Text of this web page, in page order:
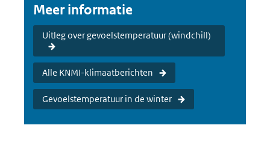
Meer informatie
Uitleg over gevoelstemperatuur (windchill)
Alle KNMI-klimaatberichten
Gevoelstemperatuur in de winter